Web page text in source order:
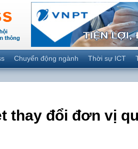
Chuyển động ngành Thời sự ICT
thay đổi đơn vị